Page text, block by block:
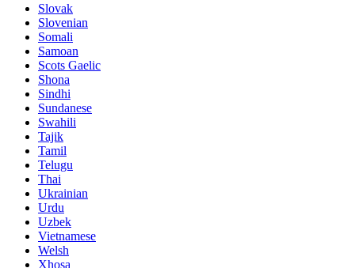
Slovak
Slovenian
Somali
Samoan
Scots Gaelic
Shona
Sindhi
Sundanese
Swahili
Tajik
Tamil
Telugu
Thai
Ukrainian
Urdu
Uzbek
Vietnamese
Welsh
Xhosa